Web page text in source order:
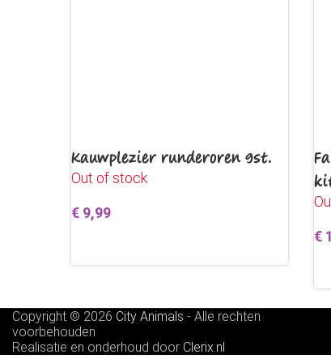
Kauwplezier runderoren 9st.
Out of stock
€ 9,99
€
Copyright © 2026 City Animals - Alle rechten
voorbehouden
Realisatie en onderhoud door Clerix.nl